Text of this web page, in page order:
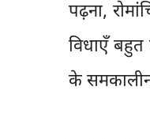
पढ़ना,
विधाएँ बहुत
के समकालीन